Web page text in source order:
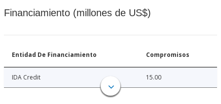
Financiamiento (millones de US$)
Entidad De Financiamiento Compromisos
IDA Credit 15.00